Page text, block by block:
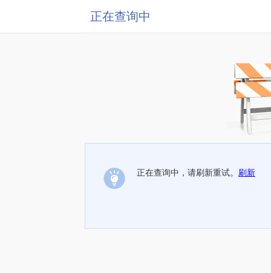
正在查询中
正在查询中，请刷新重试。 刷新